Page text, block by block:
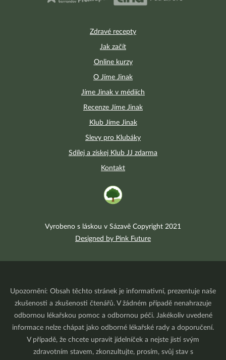
Zdravé recepty
Jak začít
Online kurzy
O Jíme Jinak
Jíme Jinak v médiích
Recenze Jíme Jinak
Klub Jíme Jinak
Slevy pro Klubáky
Sdílej a získej Klub JJ zdarma
Kontakt
Vyrobeno s láskou v Sázavě Copyright 2021
Designed by Pink Future
Upozornění: Obsah těchto stránek je informativní, prezentuje naše
zkušenosti a zkušenosti čtenářů. V žádném případě nenahrazuje
odbornou lékařskou pomoc a odbornou péči. Jakékoliv uvedené
informace nelze chápat jako odborné lékařské rady a doporučení.
V případě, že chcete upravit jídelníček a nejste jistí svým
zdravotním stavem, zkonzultujte, prosím, svůj stav s